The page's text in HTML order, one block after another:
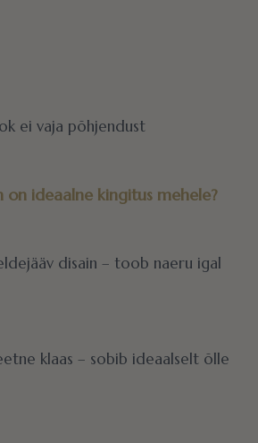
ei vaja põhjendust
on ideaalne kingitus mehele?
disain – toob naeru igal
klaas – sobib ideaalselt õlle